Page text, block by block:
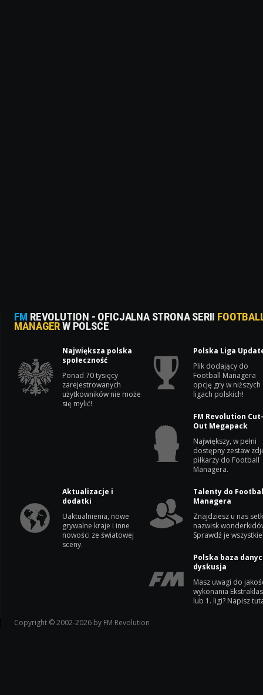
FM REVOLUTION - OFICJALNA STRONA SERII
MANAGERW POLSCE
Największa polska
społeczność
Ponad 70 tysięcy
zarejestrowanych
użytkowników nie może
się mylić!
Polska Liga
Plik dodający do
Football Managera
opcję gry w niższych
ligach polskich!
FM Revolution
Out Megapack
Największy, w pełni
dostępny zestaw
piłkarzy do Football
Managera.
Aktualizacje i
dodatki
Uaktualnienia, nowe
grywalne kraje i inne
nowości ze światowej
sceny.
Talenty do
Managera
Znajdziesz u nas
nazwisk
Sprawdź je
Polska baza
dyskusja
Masz uwagi do
wykonania
lub 1. ligi? Napisz
Copyright © 2002-2026 by FM Revolution